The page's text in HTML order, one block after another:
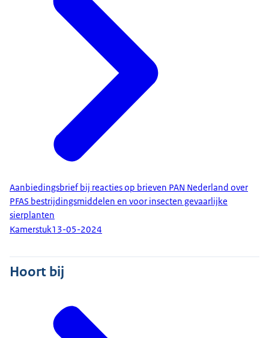
Aanbiedingsbrief bij reacties op brieven PAN Nederland over
PFAS bestrijdingsmiddelen en voor insecten gevaarlijke
sierplanten
Kamerstuk13-05-2024
Hoort bij